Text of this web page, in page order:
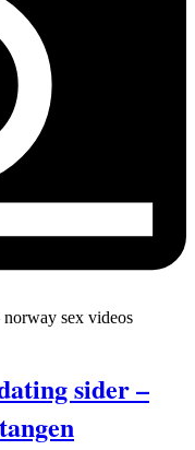
sider –